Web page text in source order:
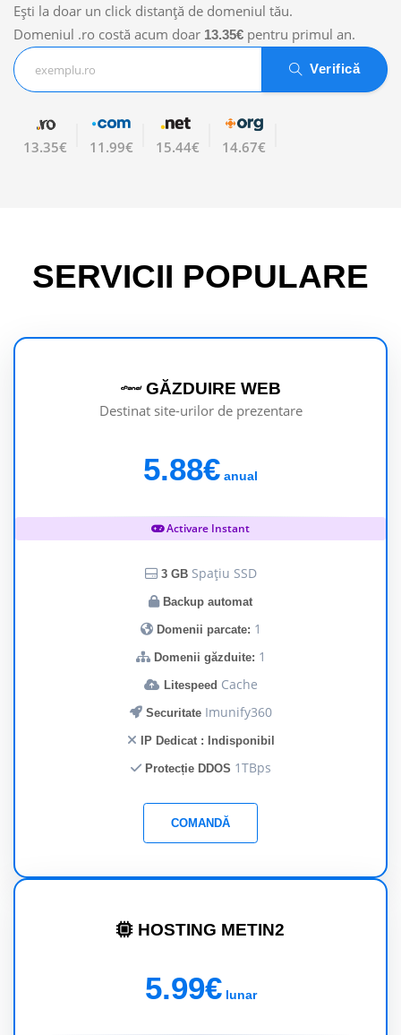
Eşti la doar un click distanţă de domeniul tău.
Domeniul .ro costă acum doar 13.35€ pentru primul an.
Verifică
13.35€ 11.99€ 15.44€ 14.67€
SERVICII POPULARE
GĂZDUIRE WEB
Destinat site-urilor de prezentare
5.88€ anual
Activare Instant
3 GBSpațiu SSD
Backup automat
Domenii parcate: 1
Domenii găzduite: 1
Litespeed Cache
Securitate Imunify360
IP Dedicat : Indisponibil
Protecție DDOS 1TBps
COMANDĂ
HOSTING METIN2
5.99€ lunar